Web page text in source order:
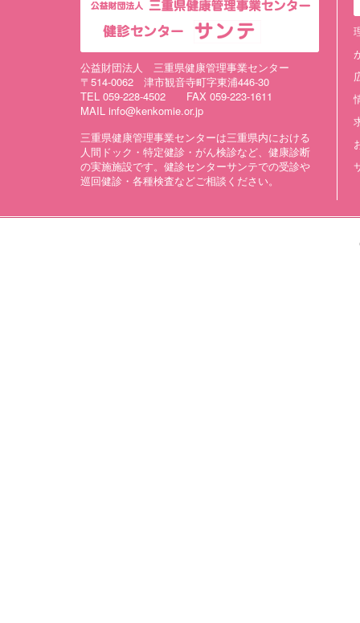
公益財団法人 三重県健康管理事業センター
〒514-0062 津市観音寺町字東浦446-30
TEL 059-228-4502 FAX 059-223-1611
MAIL info@kenkomie.or.jp
三重県健康管理事業センターは三重県内における
人間ドック・特定健診・がん検診など、健康診断
の実施施設です。健診センターサンテでの受診や
巡回健診・各種検査などご相談ください。